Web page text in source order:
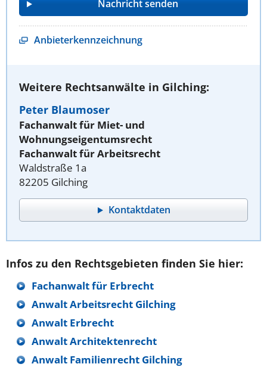
Anbieterkennzeichnung
Weitere Rechtsanwälte in Gilching:
Peter Blaumoser
Fachanwalt für Miet- und
Wohnungseigentumsrecht
Fachanwalt für Arbeitsrecht
Waldstraße 1a
82205 Gilching
Kontaktdaten
Infos zu den Rechtsgebieten finden Sie hier:
Fachanwalt für Erbrecht
Anwalt Arbeitsrecht Gilching
Anwalt Erbrecht
Anwalt Architektenrecht
Anwalt Familienrecht Gilching